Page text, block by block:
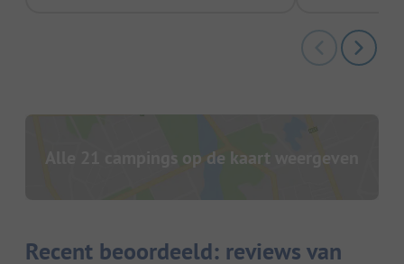
Alle 21 campings op de kaart weergeven
Recent beoordeeld: reviews van